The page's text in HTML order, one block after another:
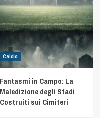
Calcio
Fantasmi in Campo: La
Maledizione degli Stadi
Costruiti sui Cimiteri